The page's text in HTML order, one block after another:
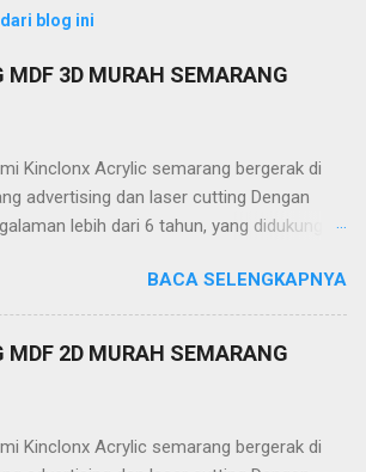
blog ini
3D MURAH SEMARANG
Kinclonx Acrylic semarang bergerak di
advertising dan laser cutting Dengan
lebih dari 6 tahun, yang didukung
produk yang berkualitas
harga yang kami tawakan sangat
-Neon Box
-Pagar -Railling Tangga/Balkon -
BACA SELENGKAPNYA
2D MURAH SEMARANG
Kinclonx Acrylic semarang bergerak di